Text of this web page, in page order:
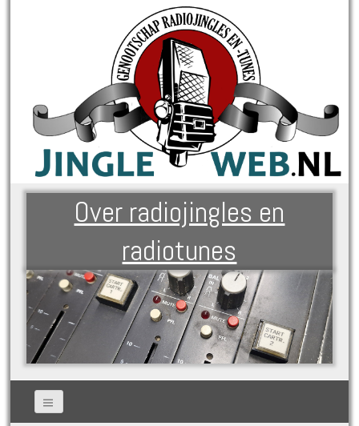
Over radiojingles en
radiotunes